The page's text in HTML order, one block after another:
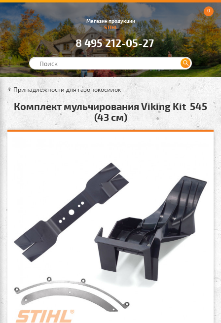
Магазин продукции
STIHL
8 495 212-05-27
0
Принадлежности для газонокосилок
Комплект мульчирования Viking Kit 545
(43 см)